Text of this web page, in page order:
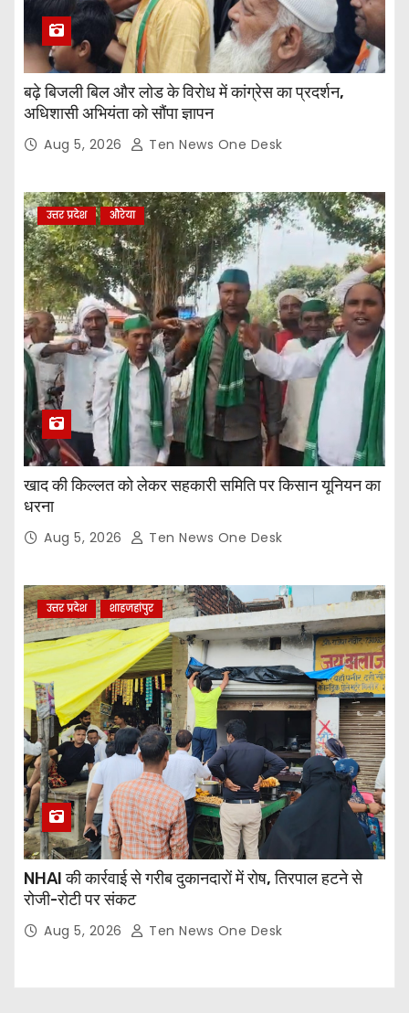
बढ़े बिजली बिल और लोड के विरोध में कांग्रेस का प्रदर्शन,
अधिशासी अभियंता को सौंपा ज्ञापन
Aug 5, 2026 Ten News One Desk
उत्तर प्रदेश औरेया
खाद की किल्लत को लेकर सहकारी समिति पर किसान यूनियन का
धरना
Aug 5, 2026 Ten News One Desk
उत्तर प्रदेश शाहजहांपुर
NHAI की कार्रवाई से गरीब दुकानदारों में रोष, तिरपाल हटने से
रोजी-रोटी पर संकट
Aug 5, 2026 Ten News One Desk